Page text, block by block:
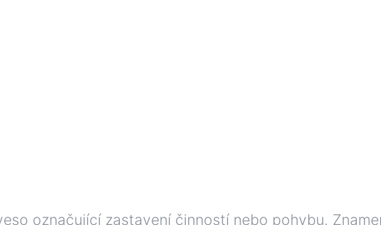
označující zastavení činností nebo pohybu.